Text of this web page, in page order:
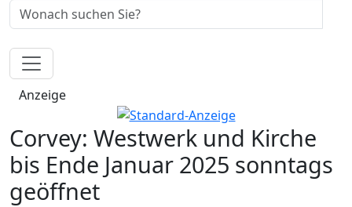
Anzeige
Corvey: Westwerk und Kirche
bis Ende Januar 2025 sonntags
geöffnet